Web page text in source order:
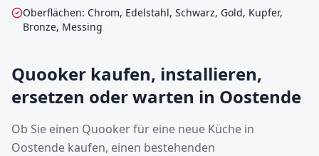
Oberflächen: Chrom, Edelstahl, Schwarz, Gold, Kupfer,
Bronze, Messing
Quooker kaufen, installieren,
ersetzen oder warten in Oostende
Ob Sie einen Quooker für eine neue Küche in
Oostende kaufen, einen bestehenden